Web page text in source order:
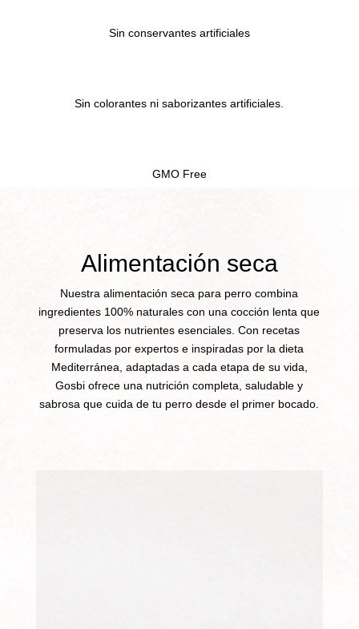
Sin conservantes artificiales
Sin colorantes ni saborizantes artificiales.
GMO Free
Alimentación seca
Nuestra alimentación seca para perro combina
ingredientes 100% naturales con una cocción lenta que
preserva los nutrientes esenciales. Con recetas
formuladas por expertos e inspiradas por la dieta
Mediterránea, adaptadas a cada etapa de su vida,
Gosbi ofrece una nutrición completa, saludable y
sabrosa que cuida de tu perro desde el primer bocado.